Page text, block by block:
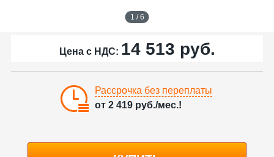
1 / 6
Цена с НДС: 14 513 руб.
Рассрочка без переплаты
от 2 419 руб./мес.!